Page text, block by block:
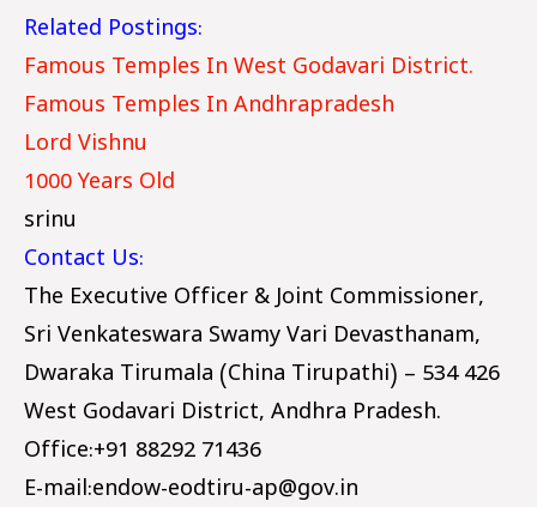
Related Postings:
Famous Temples In West Godavari District.
Famous Temples In Andhrapradesh
Lord Vishnu
1000 Years Old
srinu
Contact Us:
The Executive Officer & Joint Commissioner,
Sri Venkateswara Swamy Vari Devasthanam,
Dwaraka Tirumala (China Tirupathi) – 534 426
West Godavari District, Andhra Pradesh.
Office:+91 88292 71436
E-mail:endow-eodtiru-ap@gov.in